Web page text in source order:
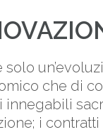
che di
i contratti